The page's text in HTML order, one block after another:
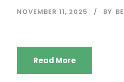
NOVEMBER 11, 2025 BY
Read More